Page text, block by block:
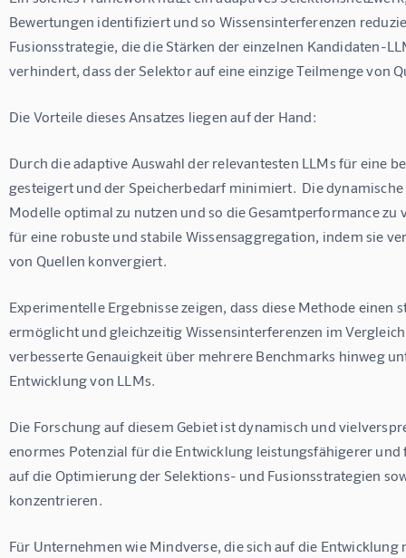
Bewertungen identifiziert und so Wissensinterferenzen
Fusionsstrategie, die die Stärken der einzelnen Kandidaten-
verhindert, dass der Selektor auf eine einzige Teilmenge von
Die Vorteile dieses Ansatzes liegen auf der Hand:
Durch die adaptive Auswahl der relevantesten LLMs für eine
gesteigert und der Speicherbedarf minimiert.  Die
Modelle optimal zu nutzen und so die Gesamtperformance
für eine robuste und stabile Wissensaggregation, indem sie
von Quellen konvergiert.
Experimentelle Ergebnisse zeigen, dass diese Methode
ermöglicht und gleichzeitig Wissensinterferenzen im
verbesserte Genauigkeit über mehrere Benchmarks hinweg
Entwicklung von LLMs.
Die Forschung auf diesem Gebiet ist dynamisch und
enormes Potenzial für die Entwicklung leistungsfähigerer
auf die Optimierung der Selektions- und Fusionsstrategien
konzentrieren.
Für Unternehmen wie Mindverse, die sich auf die